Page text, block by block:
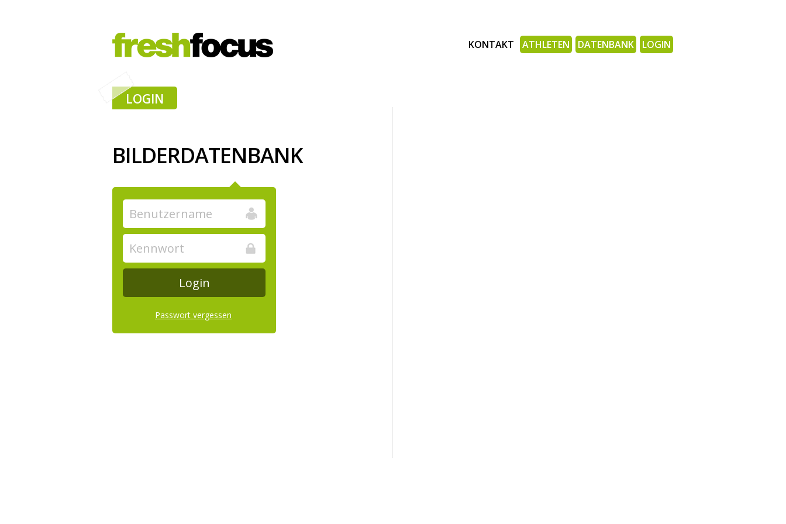
KONTAKT ATHLETEN DATENBANK LOGIN
LOGIN
BILDERDATENBANK
Passwort vergessen